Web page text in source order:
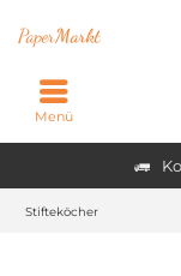
PaperMarkt
Menü
Stifteköcher